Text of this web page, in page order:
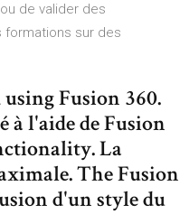
de valider des
sur des
Fusion 360.
à l'aide de Fusion
La
The Fusion
d'un style du